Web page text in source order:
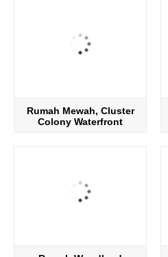
Rumah Mewah, Cluster
Colony Waterfront